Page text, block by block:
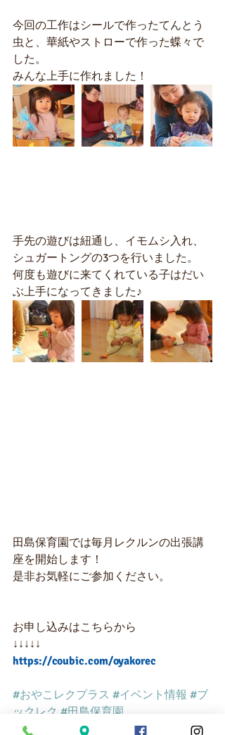
今回の工作はシールで作ったてんとう
虫と、華紙やストローで作った蝶々で
した。
みんな上手に作れました！
手先の遊びは紐通し、イモムシ入れ、
シュガートングの3つを行いました。
何度も遊びに来てくれている子はだい
ぶ上手になってきました♪
田島保育園では毎月レクルンの出張講
座を開始します！
是非お気軽にご参加ください。
お申し込みはこちらから
↓↓↓↓↓
https://coubic.com/oyakorec
#おやこレクプラス #イベント情報 #ブ
ックレク #田島保育園
イベント